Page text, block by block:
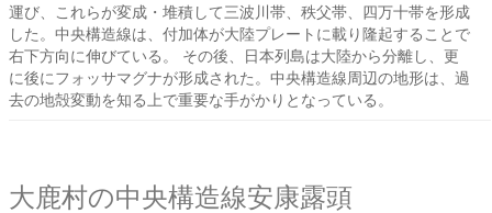
運び、これらが変成・堆積して三波川帯、秩父帯、四万十帯を形成
した。中央構造線は、付加体が大陸プレートに載り隆起することで
右下方向に伸びている。 その後、日本列島は大陸から分離し、更
に後にフォッサマグナが形成された。中央構造線周辺の地形は、過
去の地殻変動を知る上で重要な手がかりとなっている。
大鹿村の中央構造線安康露頭